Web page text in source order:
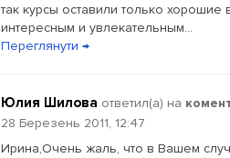
так курсы оставили только хорошие
интересным и увлекательным...
Переглянути →
Юлия Шилова ответил(a) на
28 Березень 2011, 12:47
Ирина,Очень жаль, что в Вашем